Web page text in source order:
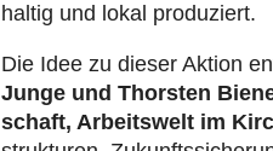
hal­tig und lokal pro­du­ziert.
Die Idee zu dieser Aktion
Junge und Thorsten
schaft, Arbeits­welt im